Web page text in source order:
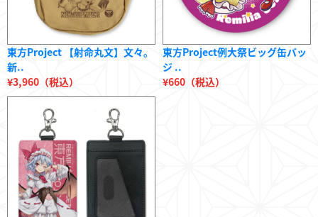
東方Project 【射命丸文】文々。
新..
¥3,960（税込）
東方Project例大祭ビッグ缶バッ
ジ ..
¥660（税込）